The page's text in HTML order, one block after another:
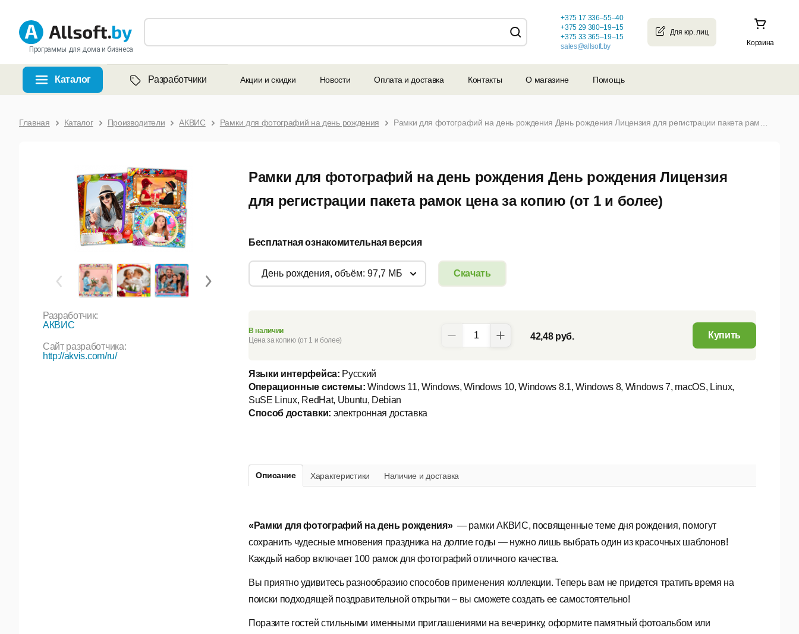
Программы для дома и бизнеса
Корзина
+375 17 336–55–40
+375 29 380–19–15
+375 33 365–19–15
sales@allsoft.by
Каталог Разработчики Акции и скидки Новости Оплата и доставка Контакты О магазине Помощь
Главная Каталог Производители АКВИС Рамки для фотографий на день рождения
Рамки для фотографий на день рождения День рождения Лицензия
для регистрации пакета рамок цена за копию (от 1 и более)
Разработчик:
АКВИС
Сайт разработчика:
http://akvis.com/ru/
Бесплатная ознакомительная версия
Скачать
День рождения, объём: 97,7 МБ
Описание Характеристики Наличие и доставка
«Рамки для фотографий на день рождения» — рамки АКВИС, посвященные теме дня рождения, помогут
сохранить чудесные мгновения праздника на долгие годы — нужно лишь выбрать один из красочных шаблонов!
Каждый набор включает 100 рамок для фотографий отличного качества.
Вы приятно удивитесь разнообразию способов применения коллекции. Теперь вам не придется тратить время на
поиски подходящей поздравительной открытки – вы сможете создать ее самостоятельно!
Поразите гостей стильными именными приглашениями на вечеринку, оформите памятный фотоальбом или
В наличии
Цена за копию (от 1 и более)
42,48 руб. Купить
Языки интерфейса: Русский
Операционные системы: Windows 11, Windows, Windows 10, Windows 8.1, Windows 8, Windows 7, macOS, Linux,
SuSE Linux, RedHat, Ubuntu, Debian
Способ доставки: электронная доставка